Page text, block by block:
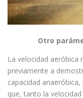
Otro
La velocidad
previamente a
capacidad
que, tanto la